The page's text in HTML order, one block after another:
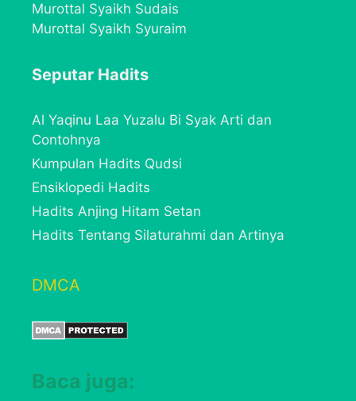
Murottal Syaikh Sudais
Murottal Syaikh Syuraim
Seputar Hadits
Al Yaqinu Laa Yuzalu Bi Syak Arti dan
Contohnya
Kumpulan Hadits Qudsi
Ensiklopedi Hadits
Hadits Anjing Hitam Setan
Hadits Tentang Silaturahmi dan Artinya
DMCA
Baca juga: